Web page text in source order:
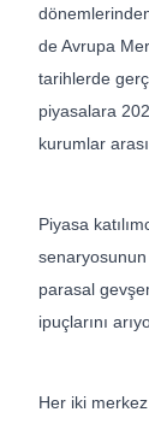
de Avrupa
tarihlerde
piyasalara
kurumlar
Piyasa
parasal
ipuçlarını
Her iki